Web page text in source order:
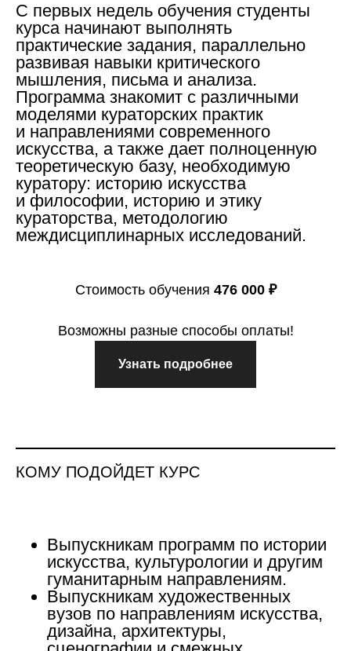
С первых недель обучения студенты
курса начинают выполнять
практические задания, параллельно
развивая навыки критического
мышления, письма и анализа.
Программа знакомит с различными
моделями кураторских практик
и направлениями современного
искусства, а также дает полноценную
теоретическую базу, необходимую
куратору: историю искусства
и философии, историю и этику
кураторства, методологию
междисциплинарных исследований.
Стоимость обучения 476 000 ₽
Возможны разные способы оплаты!
Узнать подробнее
КОМУ ПОДОЙДЕТ КУРС
Выпускникам программ по истории
искусства, культурологии и другим
гуманитарным направлениям.
Выпускникам художественных
вузов по направлениям искусства,
дизайна, архитектуры,